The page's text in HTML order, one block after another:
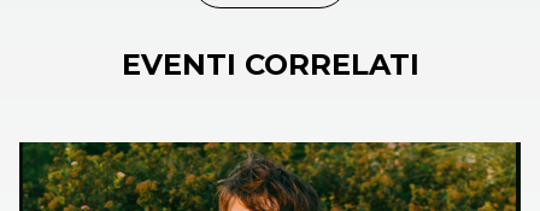
EVENTI CORRELATI